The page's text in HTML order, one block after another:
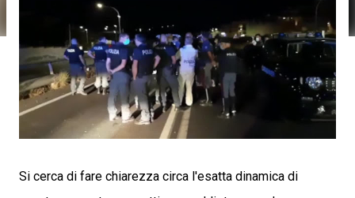
Si cerca di fare chiarezza circa l'esatta dinamica di